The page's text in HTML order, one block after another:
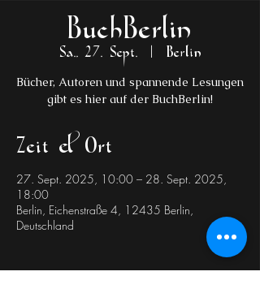
BuchBerlin
Sa., 27. Sept.
  |
Berlin
Bücher, Autoren und spannende Lesungen
gibt es hier auf der BuchBerlin!
Zeit & Ort
27. Sept. 2025, 10:00 – 28. Sept. 2025,
18:00
Berlin, Eichenstraße 4, 12435 Berlin,
Deutschland